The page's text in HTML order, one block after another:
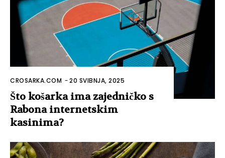
CROSARKA.COM -20 SVIBNJA, 2025
Što košarka ima zajedničko s
Rabona internetskim
kasinima?